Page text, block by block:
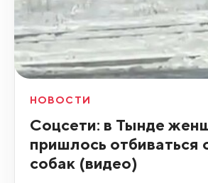
НОВОСТИ
Соцсети: в Тынде
пришлось отбиваться
собак (видео)